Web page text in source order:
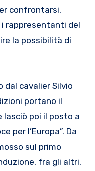
confrontarsi,
rappresentanti del
la possibilità di
cavalier Silvio
portano il
lasciò poi il posto a
per l’Europa”. Da
sul primo
fra gli altri,